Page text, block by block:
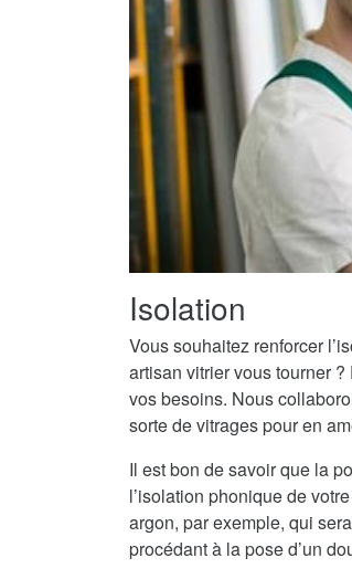
Isolation
Vous souhaitez renforcer
artisan vitrier vous tourner
vos besoins. Nous
sorte de vitrages pour en
Il est bon de savoir que la
l’isolation phonique de
argon, par exemple, qui
procédant à la pose d’un